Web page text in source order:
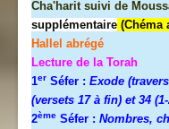
Cha'harit suivi de
supplémentaire (Chéma
Hallel abrégé
Lecture de la Torah
1er Séfer : Exode
(versets 17 à fin) et 34
2ème Séfer : Nombres,